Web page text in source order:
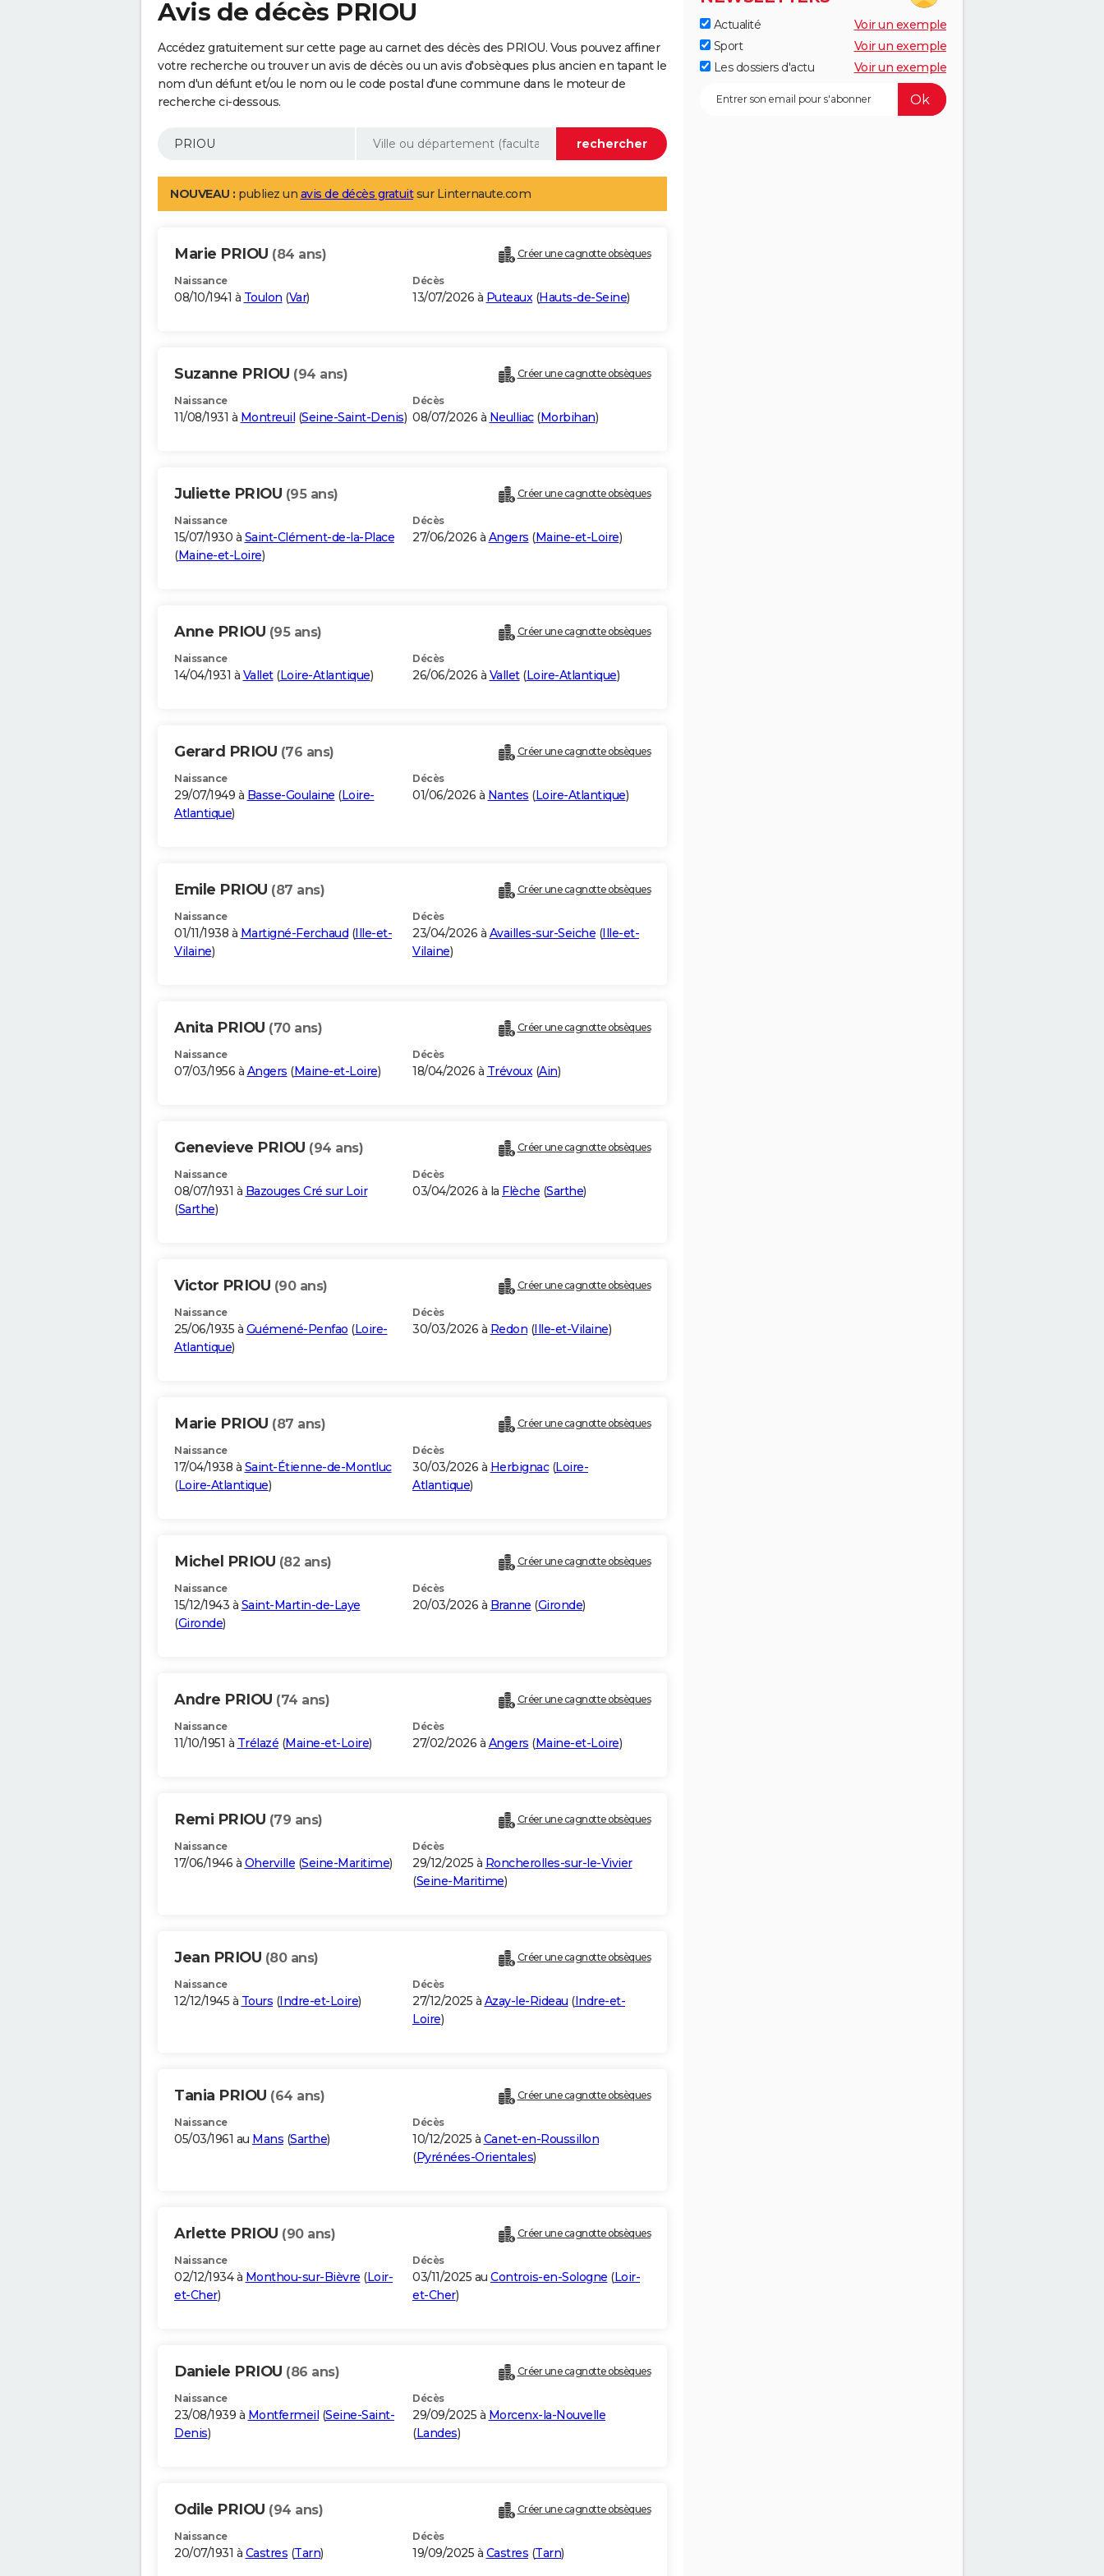
Avis de décès PRIOU
Accédez gratuitement sur cette page au carnet des décès des PRIOU. Vous pouvez affiner
votre recherche ou trouver un avis de décès ou un avis d'obsèques plus ancien en tapant le
nom d'un défunt et/ou le nom ou le code postal d'une commune dans le moteur de
recherche ci-dessous.
NOUVEAU : publiez un avis de décès gratuitsur Linternaute.com
Marie PRIOU (84 ans) Créer une cagnotte obsèques
Naissance
08/10/1941 à Toulon (Var)
Décès
13/07/2026 à Puteaux(Hauts-de-Seine)
Suzanne PRIOU (94 ans) Créer une cagnotte obsèques
Naissance
11/08/1931 à Montreuil (Seine-Saint-Denis)
Décès
08/07/2026 à Neulliac(Morbihan)
Juliette PRIOU (95 ans) Créer une cagnotte obsèques
Naissance
15/07/1930 à Saint-Clément-de-la-Place
(Maine-et-Loire)
Décès
27/06/2026 à Angers (Maine-et-Loire)
Anne PRIOU (95 ans) Créer une cagnotte obsèques
Naissance
14/04/1931 à Vallet(Loire-Atlantique)
Décès
26/06/2026 à Vallet(Loire-Atlantique)
Gerard PRIOU (76 ans) Créer une cagnotte obsèques
Naissance
29/07/1949 à Basse-Goulaine (Loire-
Atlantique)
Décès
01/06/2026 à Nantes (Loire-Atlantique)
Emile PRIOU (87 ans) Créer une cagnotte obsèques
Naissance
01/11/1938 à Martigné-Ferchaud (Ille-et-
Vilaine)
Décès
23/04/2026 à Availles-sur-Seiche (Ille-et-
Vilaine)
Anita PRIOU (70 ans) Créer une cagnotte obsèques
Naissance
07/03/1956 à Angers (Maine-et-Loire)
Décès
18/04/2026 à Trévoux(Ain)
Genevieve PRIOU (94 ans) Créer une cagnotte obsèques
Naissance
08/07/1931 à Bazouges Cré sur Loir
(Sarthe)
Décès
03/04/2026 à la Flèche (Sarthe)
Victor PRIOU (90 ans) Créer une cagnotte obsèques
Naissance
25/06/1935 à Guémené-Penfao (Loire-
Atlantique)
Décès
30/03/2026 à Redon (Ille-et-Vilaine)
Marie PRIOU (87 ans) Créer une cagnotte obsèques
Naissance
17/04/1938 à Saint-Étienne-de-Montluc
(Loire-Atlantique)
Décès
30/03/2026 à Herbignac(Loire-
Atlantique)
Michel PRIOU (82 ans) Créer une cagnotte obsèques
Naissance
15/12/1943 à Saint-Martin-de-Laye
(Gironde)
Décès
20/03/2026 à Branne (Gironde)
Andre PRIOU (74 ans) Créer une cagnotte obsèques
Naissance
11/10/1951 à Trélazé (Maine-et-Loire)
Décès
27/02/2026 à Angers (Maine-et-Loire)
Remi PRIOU (79 ans) Créer une cagnotte obsèques
Naissance
17/06/1946 à Oherville (Seine-Maritime)
Décès
29/12/2025 à Roncherolles-sur-le-Vivier
(Seine-Maritime)
Jean PRIOU (80 ans) Créer une cagnotte obsèques
Naissance
12/12/1945 à Tours (Indre-et-Loire)
Décès
27/12/2025 à Azay-le-Rideau (Indre-et-
Loire)
Tania PRIOU (64 ans) Créer une cagnotte obsèques
Naissance
05/03/1961 au Mans (Sarthe)
Décès
10/12/2025 à Canet-en-Roussillon
(Pyrénées-Orientales)
Arlette PRIOU (90 ans) Créer une cagnotte obsèques
Naissance
02/12/1934 à Monthou-sur-Bièvre (Loir-
et-Cher)
Décès
03/11/2025 au Controis-en-Sologne (Loir-
et-Cher)
Daniele PRIOU (86 ans) Créer une cagnotte obsèques
Naissance
23/08/1939 à Montfermeil (Seine-Saint-
Denis)
Décès
29/09/2025 à Morcenx-la-Nouvelle
(Landes)
Odile PRIOU (94 ans) Créer une cagnotte obsèques
Naissance
20/07/1931 à Castres (Tarn)
Décès
19/09/2025 à Castres (Tarn)
Actualité
Voir un exemple
Sport
Voir un exemple
Les dossiers d'actu
Voir un exemple